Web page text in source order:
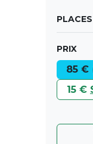
PRIX
85 €
15 €